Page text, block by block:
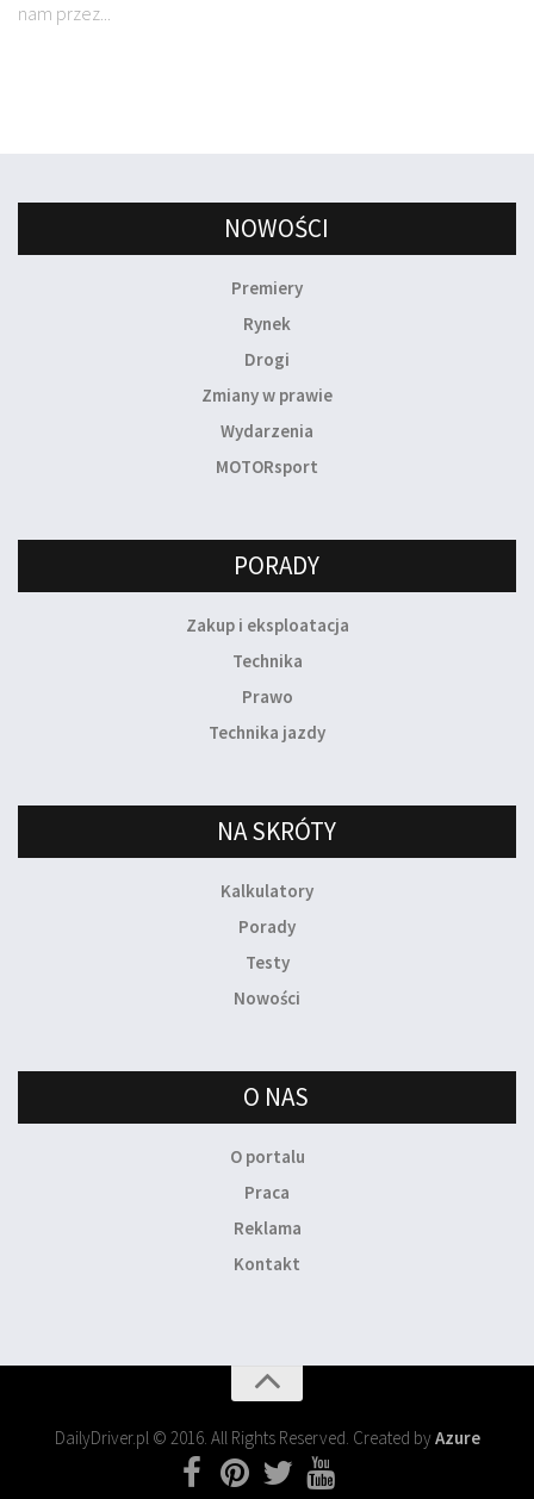
nam przez...
NOWOŚCI
Premiery
Rynek
Drogi
Zmiany w prawie
Wydarzenia
MOTORsport
PORADY
Zakup i eksploatacja
Technika
Prawo
Technika jazdy
NA SKRÓTY
Kalkulatory
Porady
Testy
Nowości
O NAS
O portalu
Praca
Reklama
Kontakt
DailyDriver.pl © 2016. All Rights Reserved. Created byAzure